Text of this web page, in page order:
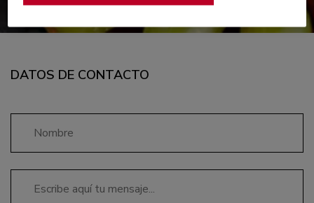
DATOS DE CONTACTO